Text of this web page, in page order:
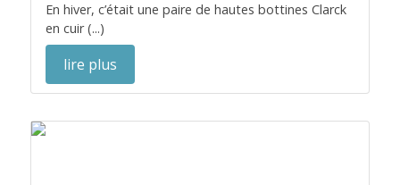
En hiver, c’était une paire de hautes bottines Clarck
en cuir (...)
lire plus